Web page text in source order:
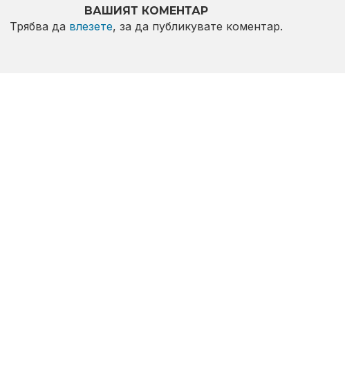
ВАШИЯТ КОМЕНТАР
Трябва да влезете, за да публикувате коментар.